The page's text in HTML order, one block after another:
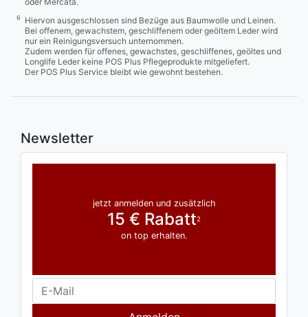
6
Hiervon ausgeschlossen sind Bezüge aus Baumwolle und Leinen.
Bei offenem, gewachstem, geschliffenem oder geöltem Leder wird
nur ein Reinigungsversuch unternommen.
Zudem werden für offenes, gewachstes, geschliffenes, geöltes und
Longlife Leder keine POS Plus Pflegeprodukte mitgeliefert.
Der POS Plus Service bleibt wie gewohnt bestehen.
Newsletter
jetzt anmelden und zusätzlich
15 € Rabatt2
on top erhalten.